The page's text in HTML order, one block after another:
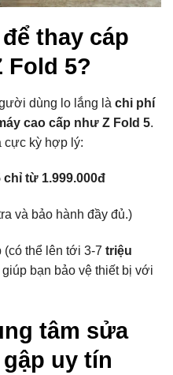
thay cáp
Fold 5?
dùng lo lắng là chi phí
cao cấp như Z Fold 5.
cực kỳ hợp lý:
chỉ từ 1.999.000đ
và bảo hành đầy đủ.)
(có thể lên tới 3-7 triệu
bạn bảo vệ thiết bị với
tâm sửa
uy tín